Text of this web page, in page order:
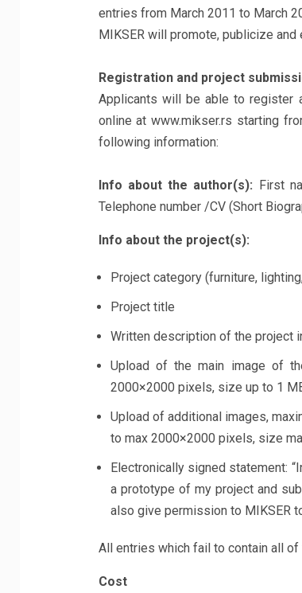
entries from March 2011 to March
MIKSER will promote, publicize
Registration and project
Applicants will be able to register
online at www.mikser.rs starting
following information:
Info about the author(s): First
Telephone number /CV (Short
Info about the project(s):
Project category (furniture,
Project title
Written description of the project
Upload of the main image of
2000×2000 pixels, size up to 1
Upload of additional images,
to max 2000×2000 pixels, size
Electronically signed statement:
a prototype of my project and
also give permission to MIKSER
All entries which fail to contain all
Cost